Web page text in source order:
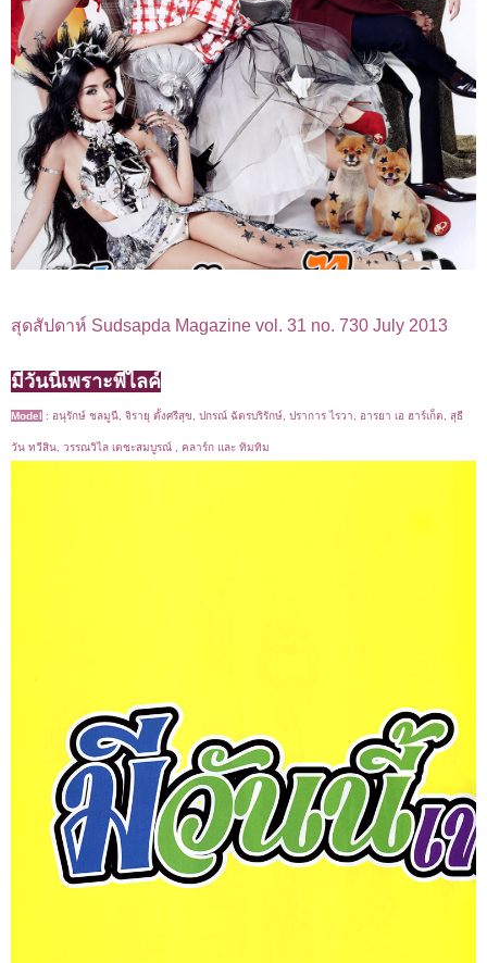
สุดสัปดาห์ Sudsapda Magazine vol. 31 no. 730 July 2013
มีวันนี้เพราะพี่ไลค์
Model : อนุรักษ์ ชลมูนี, จิรายุ ตั้งศรีสุข, ปกรณ์ ฉัตรบริรักษ์, ปราการ ไรวา, อารยา เอ ฮาร์เก็ต, สุธี
วัน ทวีสิน, วรรณวิไล เตชะสมบูรณ์ , คลาร์ก และ ทิมทิม